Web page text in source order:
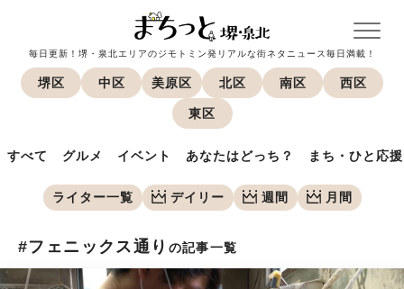
毎日更新！堺・泉北エリアのジモトミン発リアルな街ネタニュース毎日満載！
堺区 中区 美原区 北区 南区 西区
東区
すべて グルメ イベント あなたはどっち？ まち・ひと応援
ライター一覧 デイリー 週間 月間
#フェニックス通り の記事一覧